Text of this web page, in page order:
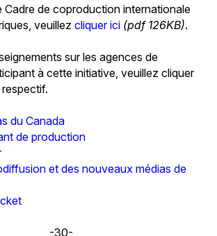
Cadre de coproduction internationale
veuillez cliquer ici (pdf 126KB).
sur les agences de
à cette initiative, veuillez cliquer
du Canada
de production
et des nouveaux médias de
-30-